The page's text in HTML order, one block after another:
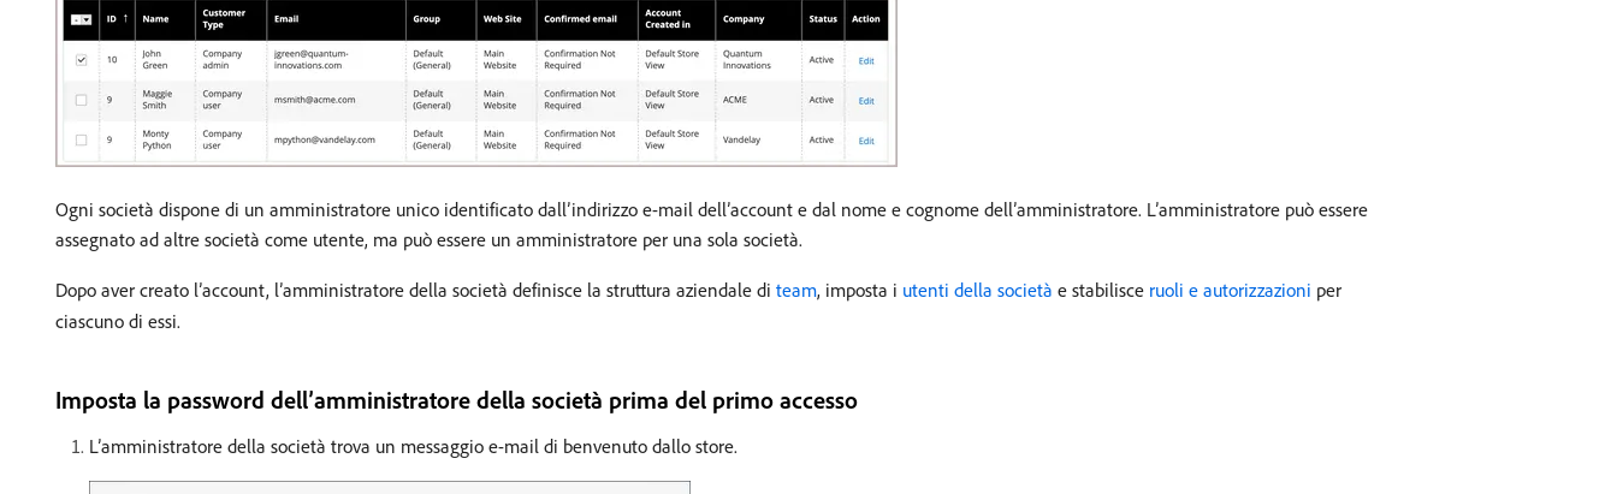
Ogni società dispone di un amministratore unico identificato dall’indirizzo e-mail dell’account e dal nome e cognome dell’amministratore. L’amministratore può essere
assegnato ad altre società come utente, ma può essere un amministratore per una sola società.
Dopo aver creato l’account, l’amministratore della società definisce la struttura aziendale di team, imposta i utenti della società e stabilisce ruoli e autorizzazioni per
ciascuno di essi.
Imposta la password dell’amministratore della società prima del primo accesso
L’amministratore della società trova un messaggio e-mail di benvenuto dallo store.